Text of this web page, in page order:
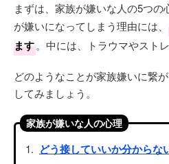
まずは、家族が嫌いな人の5つ
が嫌いになってしまう理由には、
ます。中には、トラウマやスト
どのようなことが家族嫌いに繋
してみましょう。
家族が嫌いな人の心理
どう接していいか分からな